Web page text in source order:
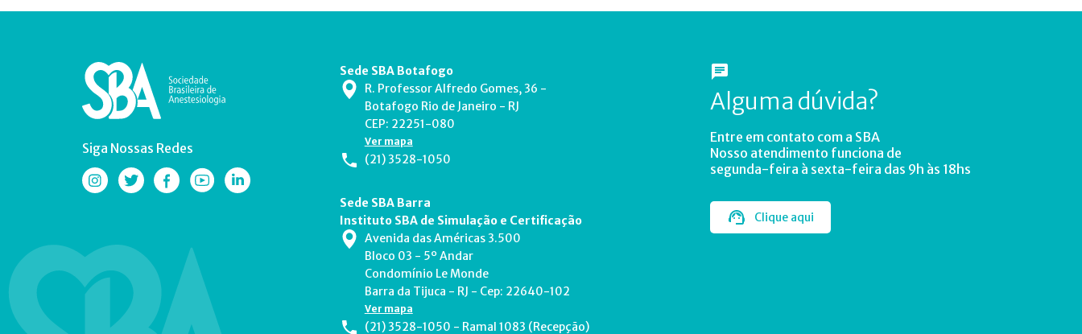
Siga Nossas Redes
Sede SBA Botafogo
R. Professor Alfredo Gomes, 36 -
Botafogo Rio de Janeiro - RJ
CEP: 22251-080
Ver mapa
(21) 3528-1050
Sede SBA Barra
Instituto SBA de Simulação e Certificação
Avenida das Américas 3.500
Bloco 03 - 5º Andar
Condomínio Le Monde
Barra da Tijuca - RJ - Cep: 22640-102
Ver mapa
(21) 3528-1050 - Ramal 1083 (Recepção)
Alguma dúvida?
Entre em contato com a SBA
Nosso atendimento funciona de
segunda-feira à sexta-feira das 9h às 18hs
Clique aqui